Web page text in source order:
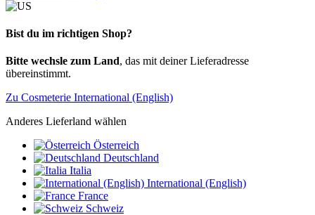
Bist du im richtigen Shop?
Bitte wechsle zum Land, das mit deiner Lieferadresse
übereinstimmt.
Zu Cosmeterie International (English)
Anderes Lieferland wählen
Österreich
Deutschland
Italia
International (English)
France
Schweiz